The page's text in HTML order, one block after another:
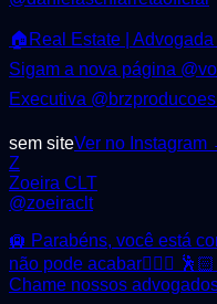
🏠Real Estate |
Sigam a nova página
Executiva
sem siteVer no Instagram
Z
Zoeira CLT
@zoeiraclt
🛄 Parabéns, você está
não pode acabar🤹🏻‍♂️
Chame nossos